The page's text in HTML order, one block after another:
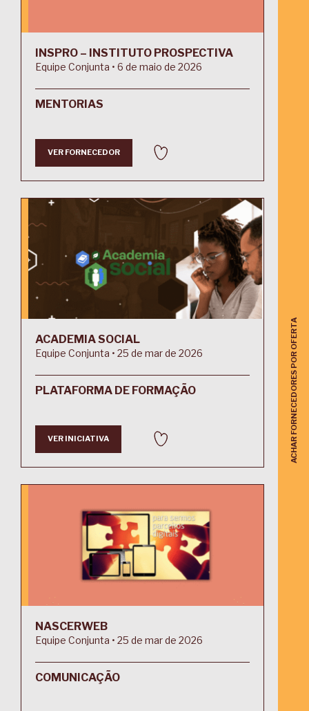
ACHAR FORNECEDORES POR OFERTA
INSPRO – INSTITUTO PROSPECTIVA
Equipe Conjunta • 6 de maio de 2026
MENTORIAS
VER FORNECEDOR
ACADEMIA SOCIAL
Equipe Conjunta • 25 de mar de 2026
PLATAFORMA DE FORMAÇÃO
VER INICIATIVA
NASCERWEB
Equipe Conjunta • 25 de mar de 2026
COMUNICAÇÃO